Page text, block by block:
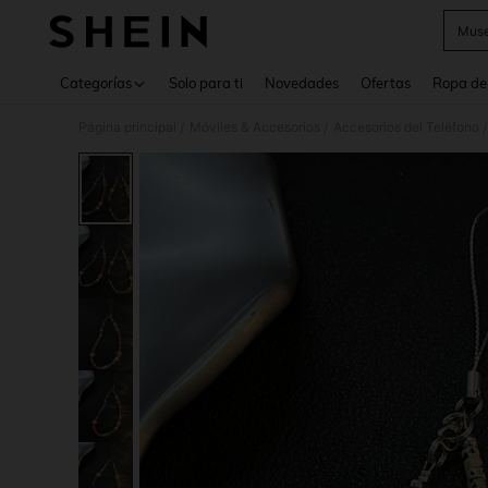
Categorías Solo para ti Novedades Ofertas Ropa